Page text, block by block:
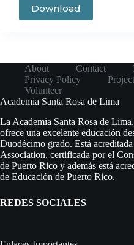
Download
About Contact
Privacy Policy
Volunteer
Academia Santa Rosa de Lima
La Academia Santa Rosa de
ofrece una excelente educación
Duodécimo grado. Está
Association, certificada por el
de Puerto Rico y además está
de Educación de Puerto Rico.
REDES SOCIALES